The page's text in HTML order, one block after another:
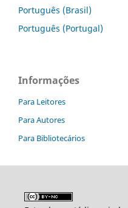
Português (Brasil)
Português (Portugal)
Informações
Para Leitores
Para Autores
Para Bibliotecários